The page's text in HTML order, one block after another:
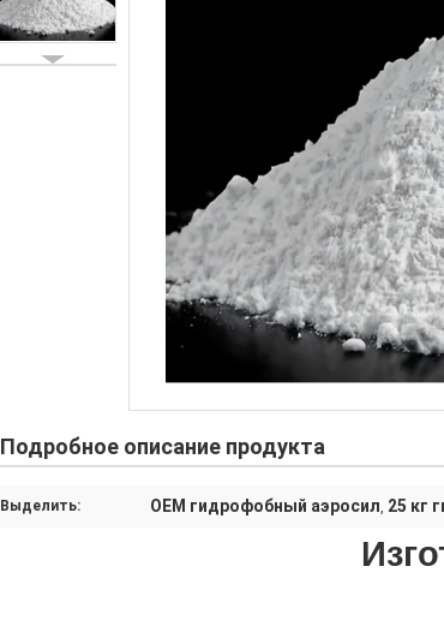
Подробное описание продукта
Выделить: OEM гидрофобный аэросил, 25 кг